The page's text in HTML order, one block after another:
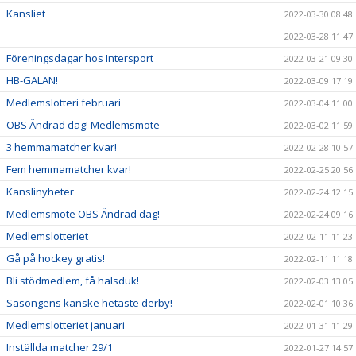
Kansliet
2022-03-30 08:48
2022-03-28 11:47
Föreningsdagar hos Intersport 2022-03-21 09:30
HB-GALAN! 2022-03-09 17:19
Medlemslotteri februari 2022-03-04 11:00
OBS Ändrad dag! Medlemsmöte 2022-03-02 11:59
3 hemmamatcher kvar! 2022-02-28 10:57
Fem hemmamatcher kvar! 2022-02-25 20:56
Kanslinyheter 2022-02-24 12:15
Medlemsmöte OBS Ändrad dag! 2022-02-24 09:16
Medlemslotteriet 2022-02-11 11:23
Gå på hockey gratis! 2022-02-11 11:18
Bli stödmedlem, få halsduk! 2022-02-03 13:05
Säsongens kanske hetaste derby! 2022-02-01 10:36
Medlemslotteriet januari 2022-01-31 11:29
Inställda matcher 29/1 2022-01-27 14:57